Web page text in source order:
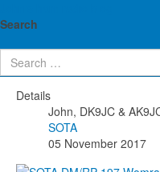
Search
SOTA: DM/RP-
01.10.2017
Details
John, DK9JC &
SOTA
05 November 2017